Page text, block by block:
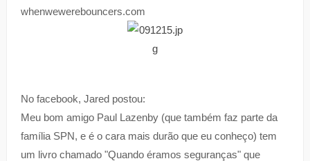
whenwewerebouncers.com
No facebook, Jared postou:
Meu bom amigo Paul Lazenby (que também faz parte da
família SPN, e é o cara mais durão que eu conheço) tem
um livro chamado "Quando éramos seguranças" que